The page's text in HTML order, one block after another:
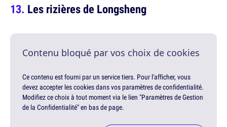
Les rizières de Longsheng
Contenu bloqué par vos choix de cookies
Ce contenu est fourni par un service tiers. Pour l'afficher, vous
devez accepter les cookies dans vos paramètres de confidentialité.
Modifiez ce choix à tout moment via le lien "Paramètres de Gestion
de la Confidentialité" en bas de page.